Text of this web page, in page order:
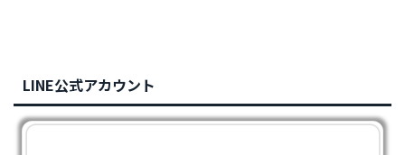
LINE公式アカウント